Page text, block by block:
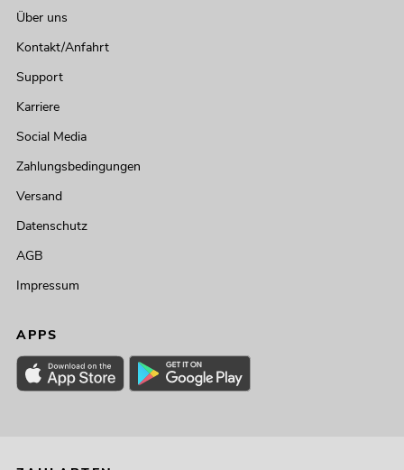
Über uns
Kontakt/Anfahrt
Support
Karriere
Social Media
Zahlungsbedingungen
Versand
Datenschutz
AGB
Impressum
APPS